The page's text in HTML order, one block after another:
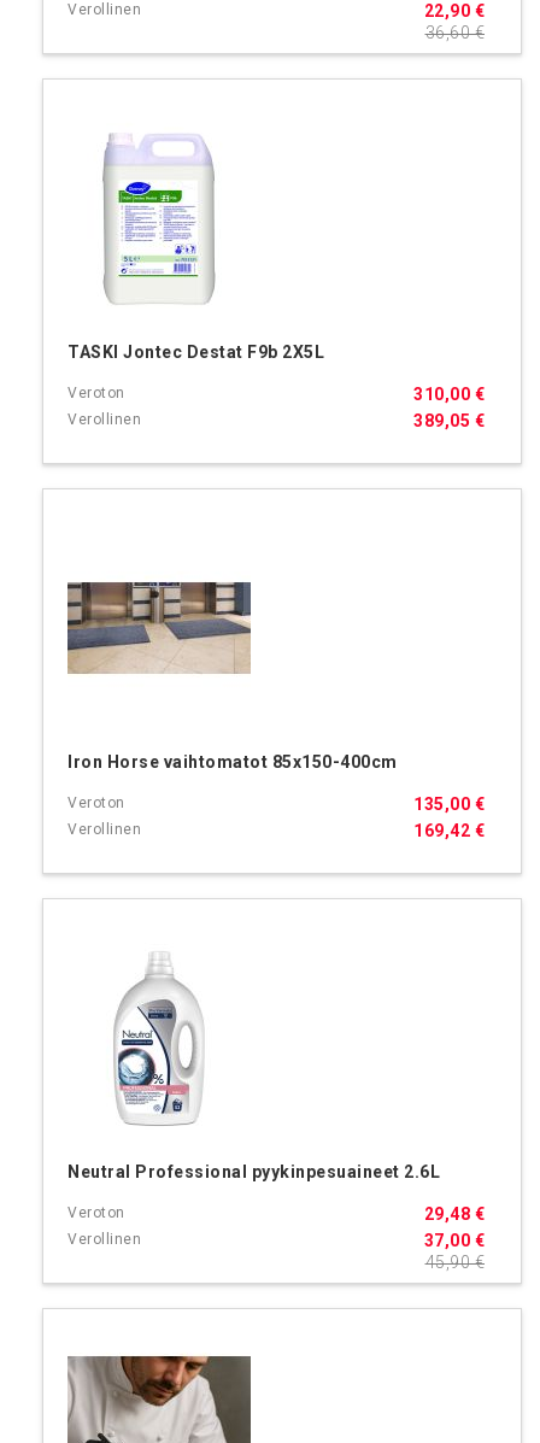
22,90 €
36,60 €
TASKI Jontec Destat F9b 2X5L
389,05 €
310,00 €
Iron Horse vaihtomatot 85x150-400cm
169,42 €
135,00 €
Neutral Professional pyykinpesuaineet 2.6L
37,00 €
29,48 €
45,90 €